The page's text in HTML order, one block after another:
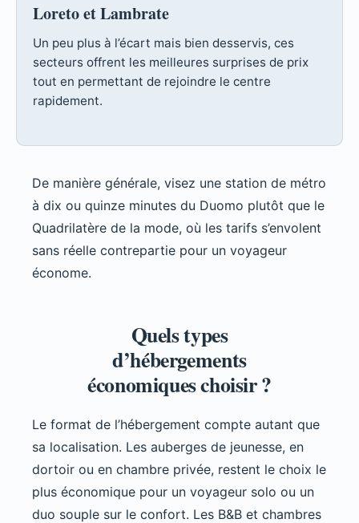
Loreto et Lambrate
Un peu plus à l’écart mais bien desservis, ces
secteurs offrent les meilleures surprises de prix
tout en permettant de rejoindre le centre
rapidement.
De manière générale, visez une station de métro
à dix ou quinze minutes du Duomo plutôt que le
Quadrilatère de la mode, où les tarifs s’envolent
sans réelle contrepartie pour un voyageur
économe.
Quels types
d’hébergements
économiques choisir ?
Le format de l’hébergement compte autant que
sa localisation. Les auberges de jeunesse, en
dortoir ou en chambre privée, restent le choix le
plus économique pour un voyageur solo ou un
duo souple sur le confort. Les B&B et chambres